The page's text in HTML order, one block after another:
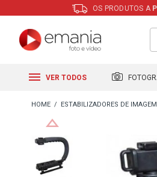
OS PRODUTOS A
VER TODOS
ESTABILIZADORES DE IMAGEM